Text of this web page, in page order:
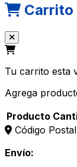
Carrito
Tu carrito esta
Agrega
Producto
Código Postal
Envío: